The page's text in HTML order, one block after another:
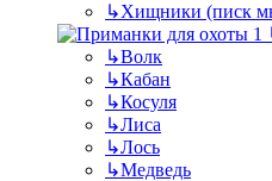
↳Хищники (писк
↳Волк
↳Кабан
↳Косуля
↳Лиса
↳Лось
↳Медведь